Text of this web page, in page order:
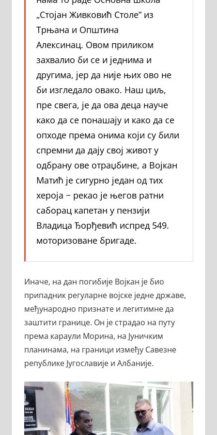
„Стојан Живковић Столе” из
Трњана и Општина
Алексинац. Овом приликом
захвалио би се и једнима и
другима, јер да није њих ово не
би изгледало овако. Наш циљ,
пре свега, је да ова деца науче
како да се понашају и како да се
опходе према онима који су били
спремни да дају свој живот у
одбрану ове отраџбине, а Војкан
Матић је сигурно један од тих
хероја − рекао је његов ратни
саборац капетан у пензији
Владица Ђорђевић испред 549.
моторизоване бригаде.
Иначе, на дан погибије Војкан је био
припадник регуларне војске једне државе,
међународно признате и легитимне да
заштити границе. Он је страдао на путу
према караули Морина, на Јуничким
планинама, на граници између Савезне
републике Југославије и Албаније.